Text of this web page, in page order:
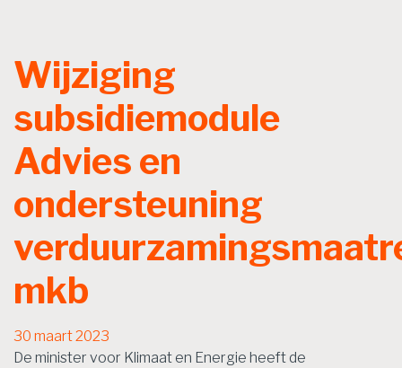
Wijziging
subsidiemodule
Advies en
ondersteuning
mkb
30 maart 2023
De minister voor Klimaat en Energie heeft de